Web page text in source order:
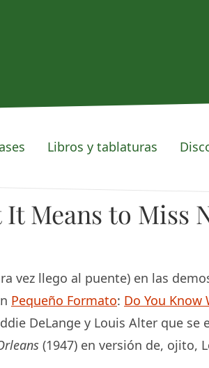
Libros y tablaturas
Means to Miss
vez llego al puente) en las
Pequeño Formato: Do You
DeLange y Louis Alter que
(1947) en versión de, ojito,